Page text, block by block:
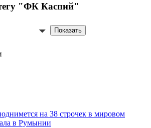
"ФК Каспий"
Показать
на 38 строчек в мировом
в Румынии